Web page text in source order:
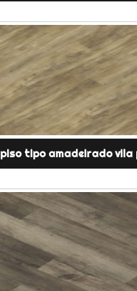
piso tipo amadeirado vila